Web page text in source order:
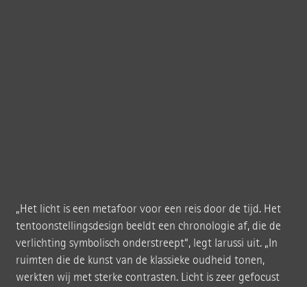
„Het licht is een metafoor voor een reis door de tijd. Het
tentoonstellingsdesign beeldt een chronologie af, die de
verlichting symbolisch onderstreept“, legt Iarussi uit. „In
ruimten die de kunst van de klassieke oudheid tonen,
werkten wij met sterke contrasten. Licht is zeer gefocust